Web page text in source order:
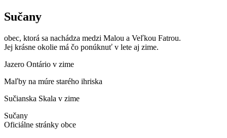
Sučany
obec, ktorá sa nachádza medzi Malou a Veľkou Fatrou.
Jej krásne okolie má čo ponúknuť v lete aj zime.
Jazero Ontário v zime
Maľby na múre starého ihriska
Sučianska Skala v zime
Sučany
Oficiálne stránky obce